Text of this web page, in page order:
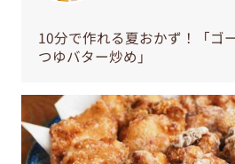
10分で作れる夏おかず！「ゴ
つゆバター炒め」